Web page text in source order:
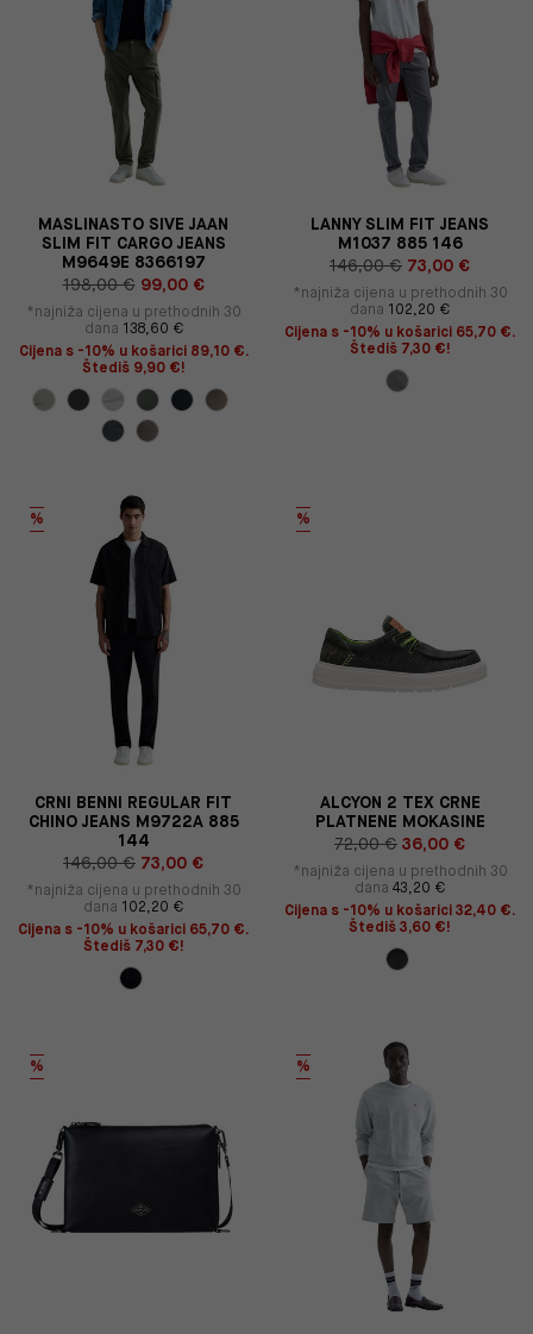
MASLINASTO SIVE JAAN
SLIM FIT CARGO JEANS
M9649E 8366197
198,00 € 99,00 €
*najniža cijena u prethodnih 30
dana 138,60 €
Cijena s -10% u košarici 89,10 €.
Štediš 9,90 €!
LANNY SLIM FIT JEANS
M1037 885 146
146,00 € 73,00 €
*najniža cijena u prethodnih 30
dana 102,20 €
Cijena s -10% u košarici 65,70 €.
Štediš 7,30 €!
%
CRNI BENNI REGULAR FIT
CHINO JEANS M9722A 885
144
146,00 € 73,00 €
*najniža cijena u prethodnih 30
dana 102,20 €
Cijena s -10% u košarici 65,70 €.
Štediš 7,30 €!
%
ALCYON 2 TEX CRNE
PLATNENE MOKASINE
72,00 € 36,00 €
*najniža cijena u prethodnih 30
dana 43,20 €
Cijena s -10% u košarici 32,40 €.
Štediš 3,60 €!
% %